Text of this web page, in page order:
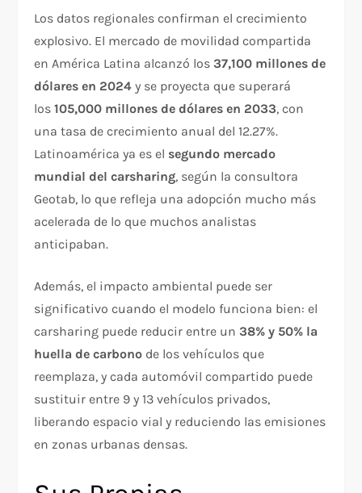
Los datos regionales confirman el crecimiento
explosivo. El mercado de movilidad compartida
en América Latina alcanzó los37,100 millones de
dólares en 2024 y se proyecta que superará
los105,000 millones de dólares en 2033, con
una tasa de crecimiento anual del 12.27%.
Latinoamérica ya es el segundo mercado
mundial del carsharing, según la consultora
Geotab, lo que refleja una adopción mucho más
acelerada de lo que muchos analistas
anticipaban.
Además, el impacto ambiental puede ser
significativo cuando el modelo funciona bien: el
carsharing puede reducir entre un38% y 50% la
huella de carbono de los vehículos que
reemplaza, y cada automóvil compartido puede
sustituir entre 9 y 13 vehículos privados,
liberando espacio vial y reduciendo las emisiones
en zonas urbanas densas.